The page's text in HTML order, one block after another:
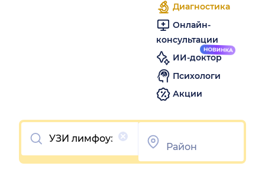
Диагностика
Онлайн-
консультации
ИИ-доктор
Психологи
Акции
Очистить